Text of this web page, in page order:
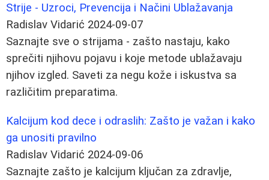
Strije - Uzroci, Prevencija i Načini Ublažavanja
Radislav Vidarić 2024-09-07
Saznajte sve o strijama - zašto nastaju, kako
sprečiti njihovu pojavu i koje metode ublažavaju
njihov izgled. Saveti za negu kože i iskustva sa
različitim preparatima.
Kalcijum kod dece i odraslih: Zašto je važan i kako
ga unositi pravilno
Radislav Vidarić 2024-09-06
Saznajte zašto je kalcijum ključan za zdravlje,